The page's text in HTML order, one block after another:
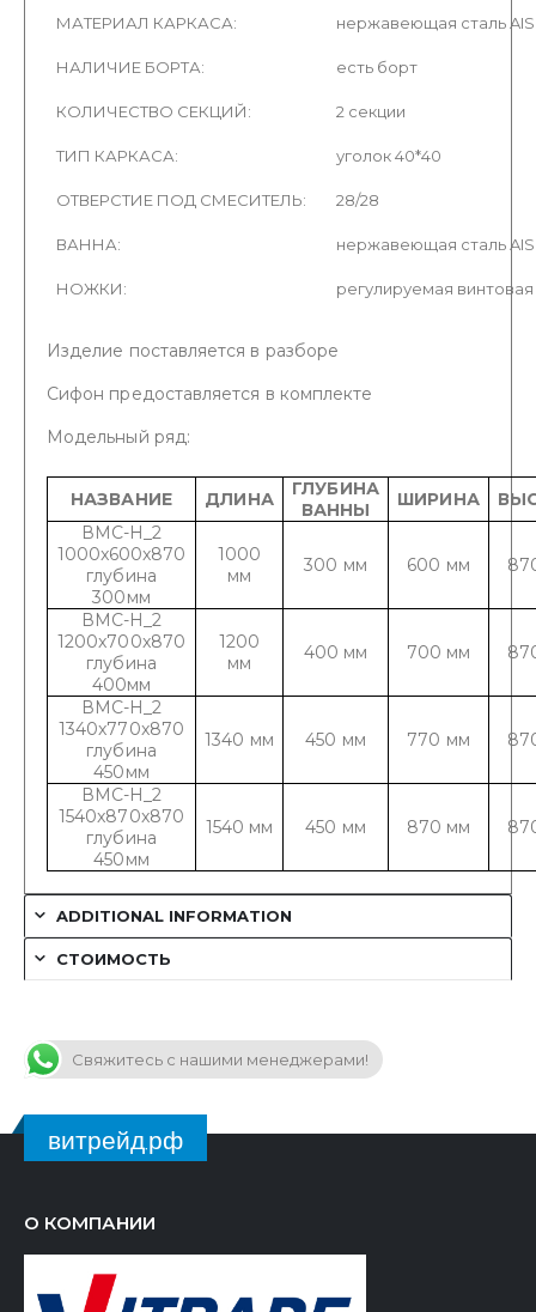
МАТЕРИАЛ КАРКАСА: нержавеющая сталь
НАЛИЧИЕ БОРТА: есть борт
КОЛИЧЕСТВО СЕКЦИЙ: 2 секции
ТИП КАРКАСА: уголок 40*40
ОТВЕРСТИЕ ПОД СМЕСИТЕЛЬ: 28/28
ВАННА: нержавеющая сталь
НОЖКИ: регулируемая
Изделие поставляется в разборе
Сифон предоставляется в комплекте
Модельный ряд:
НАЗВАНИЕ ДЛИНА
ГЛУБИНА
ВАННЫ
ШИРИНА
ВМС-Н_2
1000x600x870
глубина
300мм
1000
мм
300 мм 600 мм
ВМС-Н_2
1200x700x870
глубина
400мм
1200
мм
400 мм 700 мм
ВМС-Н_2
1340x770x870
глубина
450мм
1340 мм 450 мм 770 мм
ВМС-Н_2
1540x870x870
глубина
450мм
1540 мм 450 мм 870 мм
ADDITIONAL INFORMATION
СТОИМОСТЬ
Свяжитесь с нашими менеджерами!
витрейд.рф
О КОМПАНИИ